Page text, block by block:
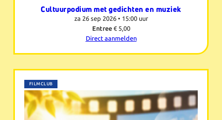
Cultuurpodium met gedichten en muziek
za 26 sep 2026 • 15:00 uur
Entree€ 5,00
Direct aanmelden
FILMCLUB